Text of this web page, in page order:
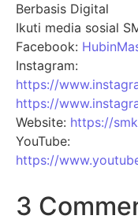
Berbasis Digital
Ikuti media sosial
Facebook:
Instagram:
https://
https://
Website: https://
YouTube:
https://
3